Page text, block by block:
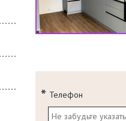
Телефон